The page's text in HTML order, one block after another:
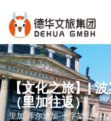
【文化之旅】|
（里加往返）
里加-库尔迪加-十字架山-特